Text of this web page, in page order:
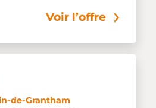
Voir l’offre
de-Grantham